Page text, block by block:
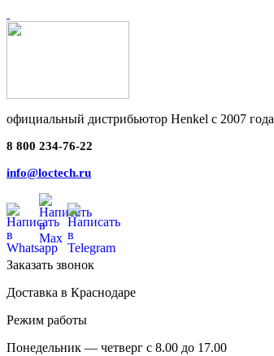
официальный дистрибьютор Henkel с 2007 года
8 800 234-76-22
info@loctech.ru
Заказать звонок
Доставка в Краснодаре
Режим работы
Понедельник — четверг с 8.00 до 17.00